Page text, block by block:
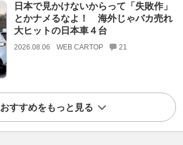
日本で見かけないからって「失敗作」
とかナメるなよ！ 海外じゃバカ売れ
大ヒットの日本車４台
2026.08.06 WEB CARTOP 21
おすすめをもっと見る